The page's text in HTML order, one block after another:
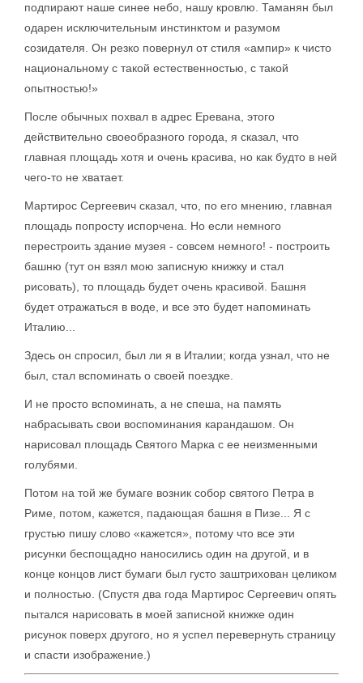
подпирают наше синее небо, нашу кровлю. Таманян был
одарен исключительным инстинктом и разумом
созидателя. Он резко повернул от стиля «ампир» к чисто
национальному с такой естественностью, с такой
опытностью!»
После обычных похвал в адрес Еревана, этого
действительно своеобразного города, я сказал, что
главная площадь хотя и очень красива, но как будто в ней
чего-то не хватает.
Мартирос Сергеевич сказал, что, по его мнению, главная
площадь попросту испорчена. Но если немного
перестроить здание музея - совсем немного! - построить
башню (тут он взял мою записную книжку и стал
рисовать), то площадь будет очень красивой. Башня
будет отражаться в воде, и все это будет напоминать
Италию...
Здесь он спросил, был ли я в Италии; когда узнал, что не
был, стал вспоминать о своей поездке.
И не просто вспоминать, а не спеша, на память
набрасывать свои воспоминания карандашом. Он
нарисовал площадь Святого Марка с ее неизменными
голубями.
Потом на той же бумаге возник собор святого Петра в
Риме, потом, кажется, падающая башня в Пизе... Я с
грустью пишу слово «кажется», потому что все эти
рисунки беспощадно наносились один на другой, и в
конце концов лист бумаги был густо заштрихован целиком
и полностью. (Спустя два года Мартирос Сергеевич опять
пытался нарисовать в моей записной книжке один
рисунок поверх другого, но я успел перевернуть страницу
и спасти изображение.)